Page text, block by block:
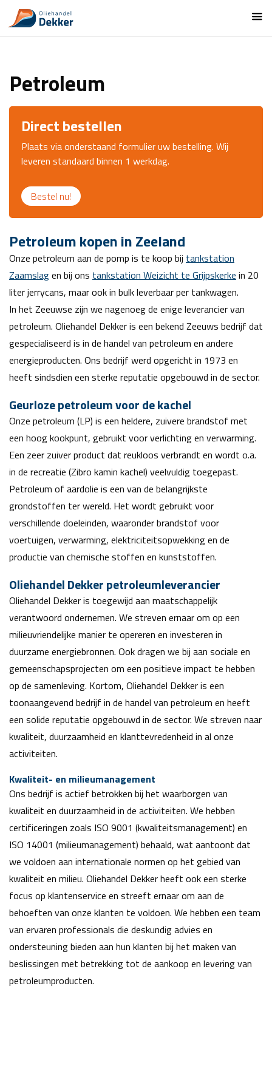
Petroleum
Direct bestellen
Plaats via onderstaand formulier uw bestelling. Wij
leveren standaard binnen 1 werkdag.
Bestel nu!
Petroleum kopen in Zeeland
Onze petroleum aan de pomp is te koop bij tankstation
Zaamslagen bij ons tankstation Weizicht te Grijpskerke in 20
liter jerrycans, maar ook in bulk leverbaar per tankwagen.
In het Zeeuwse zijn we nagenoeg de enige leverancier van
petroleum. Oliehandel Dekker is een bekend Zeeuws bedrijf dat
gespecialiseerd is in de handel van petroleum en andere
energieproducten. Ons bedrijf werd opgericht in 1973 en
heeft sindsdien een sterke reputatie opgebouwd in de sector.
Geurloze petroleum voor de kachel
Onze petroleum (LP) is een heldere, zuivere brandstof met
een hoog kookpunt, gebruikt voor verlichting en verwarming.
Een zeer zuiver product dat reukloos verbrandt en wordt o.a.
in de recreatie (Zibro kamin kachel) veelvuldig toegepast.
Petroleum of aardolie is een van de belangrijkste
grondstoffen ter wereld. Het wordt gebruikt voor
verschillende doeleinden, waaronder brandstof voor
voertuigen, verwarming, elektriciteitsopwekking en de
productie van chemische stoffen en kunststoffen.
Oliehandel Dekker petroleumleverancier
Oliehandel Dekker is toegewijd aan maatschappelijk
verantwoord ondernemen. We streven ernaar om op een
milieuvriendelijke manier te opereren en investeren in
duurzame energiebronnen. Ook dragen we bij aan sociale en
gemeenschapsprojecten om een positieve impact te hebben
op de samenleving. Kortom, Oliehandel Dekker is een
toonaangevend bedrijf in de handel van petroleum en heeft
een solide reputatie opgebouwd in de sector. We streven naar
kwaliteit, duurzaamheid en klanttevredenheid in al onze
activiteiten.
Kwaliteit- en milieumanagement
Ons bedrijf is actief betrokken bij het waarborgen van
kwaliteit en duurzaamheid in de activiteiten. We hebben
certificeringen zoals ISO 9001 (kwaliteitsmanagement) en
ISO 14001 (milieumanagement) behaald, wat aantoont dat
we voldoen aan internationale normen op het gebied van
kwaliteit en milieu. Oliehandel Dekker heeft ook een sterke
focus op klantenservice en streeft ernaar om aan de
behoeften van onze klanten te voldoen. We hebben een team
van ervaren professionals die deskundig advies en
ondersteuning bieden aan hun klanten bij het maken van
beslissingen met betrekking tot de aankoop en levering van
petroleumproducten.